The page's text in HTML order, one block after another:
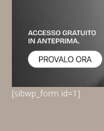
[sibwp_form id=1]